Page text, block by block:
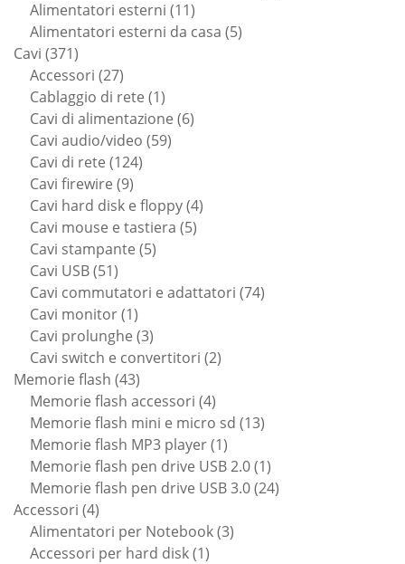
Alimentatori esterni 1111
prodotti
Alimentatori esterni da casa 55
Cavi 371371
prodotti
Accessori 2727
prodotti
Cablaggio di rete 11
prodotto
Cavi di alimentazione 66
Cavi audio/video 5959
Cavi di rete 124124
Cavi firewire 99
prodotti
Cavi hard disk e floppy 44
Cavi mouse e tastiera 55
Cavi stampante 55
Cavi USB 5151
prodotti
Cavi commutatori e adattatori 7474
Cavi monitor 11
prodotto
Cavi prolunghe 33
prodotti
Cavi switch e convertitori 22
Memorie flash 4343
prodotti
Memorie flash accessori 44
prodotti
Memorie flash mini e micro sd 1313
Memorie flash MP3 player 11
prodotto
Memorie flash pen drive USB 2.0 11
prodotto
Memorie flash pen drive USB 3.0 2424
Accessori 44
prodotti
Alimentatori per Notebook 33
Accessori per hard disk 11